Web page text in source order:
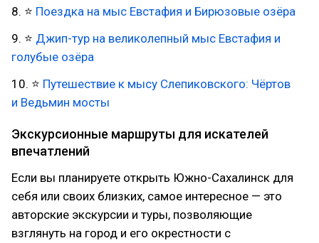
8. ⭐ Поездка на мыс Евстафия и Бирюзовые озёра
9. ⭐ Джип-тур на великолепный мыс Евстафия и
голубые озёра
10. ⭐ Путешествие к мысу Слепиковского: Чёртов
и Ведьмин мосты
Экскурсионные маршруты для искателей
впечатлений
Если вы планируете открыть Южно-Сахалинск для
себя или своих близких, самое интересное — это
авторские экскурсии и туры, позволяющие
взглянуть на город и его окрестности с